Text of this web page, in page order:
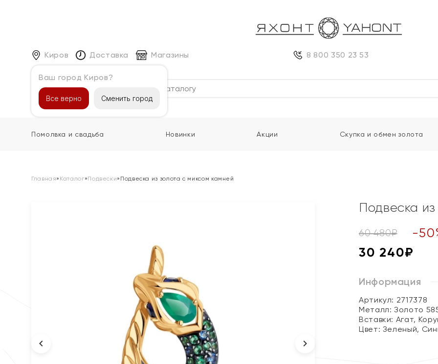
Киров
Ваш город Киров?
Все верно Сменить город
Доставка Магазины 8 800 350 23 53
Каталог
Помолвка и свадьба Новинки Акции Скупка и обмен золота
Главная» Каталог»Подвески» Подвеска из золота с миксом камней
Подвеска
60 480₽ -50
30 240₽
Информация
Артикул: 2717378
Металл:Золото
Вставки: Агат,
Цвет: Зеленый,